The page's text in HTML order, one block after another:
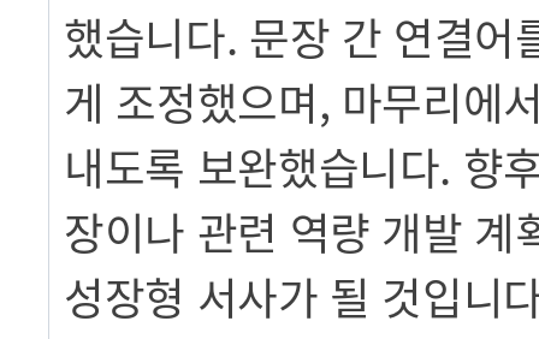
했습니다. 문장 간 연결어
게 조정했으며, 마무리에
내도록 보완했습니다. 향
장이나 관련 역량 개발
성장형 서사가 될 것입니